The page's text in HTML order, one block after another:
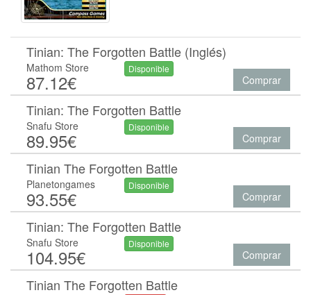
Tinian: The Forgotten Battle (Inglés)
Mathom Store
87.12€
Disponible
Comprar
Tinian: The Forgotten Battle
Snafu Store
89.95€
Disponible
Comprar
Tinian The Forgotten Battle
Planetongames
93.55€
Disponible
Comprar
Tinian: The Forgotten Battle
Snafu Store
104.95€
Disponible
Comprar
Tinian The Forgotten Battle